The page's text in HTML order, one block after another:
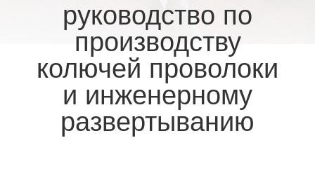
НОВОСТИ
ЗАПРОСИТЕ
ЦИТАТУ
руководство по
производству
колючей проволоки
и инженерному
развертыванию